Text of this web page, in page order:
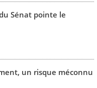
Sénat pointe le
un risque méconnu